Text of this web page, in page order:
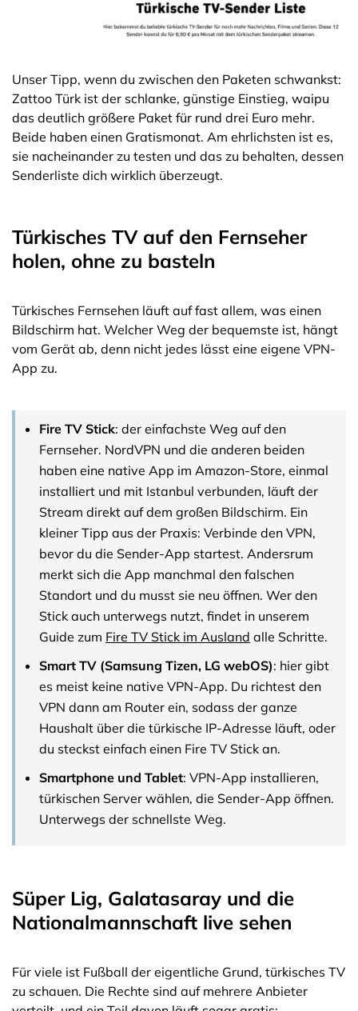
Unser Tipp, wenn du zwischen den Paketen schwankst:
Zattoo Türk ist der schlanke, günstige Einstieg, waipu
das deutlich größere Paket für rund drei Euro mehr.
Beide haben einen Gratismonat. Am ehrlichsten ist es,
sie nacheinander zu testen und das zu behalten, dessen
Senderliste dich wirklich überzeugt.
Türkisches TV auf den Fernseher
holen, ohne zu basteln
Türkisches Fernsehen läuft auf fast allem, was einen
Bildschirm hat. Welcher Weg der bequemste ist, hängt
vom Gerät ab, denn nicht jedes lässt eine eigene VPN-
App zu.
Fire TV Stick: der einfachste Weg auf den
Fernseher. NordVPN und die anderen beiden
haben eine native App im Amazon-Store, einmal
installiert und mit Istanbul verbunden, läuft der
Stream direkt auf dem großen Bildschirm. Ein
kleiner Tipp aus der Praxis: Verbinde den VPN,
bevor du die Sender-App startest. Andersrum
merkt sich die App manchmal den falschen
Standort und du musst sie neu öffnen. Wer den
Stick auch unterwegs nutzt, findet in unserem
Guide zum Fire TV Stick im Ausland alle Schritte.
Smart TV (Samsung Tizen, LG webOS): hier gibt
es meist keine native VPN-App. Du richtest den
VPN dann am Router ein, sodass der ganze
Haushalt über die türkische IP-Adresse läuft, oder
du steckst einfach einen Fire TV Stick an.
Smartphone und Tablet: VPN-App installieren,
türkischen Server wählen, die Sender-App öffnen.
Unterwegs der schnellste Weg.
Süper Lig, Galatasaray und die
Nationalmannschaft live sehen
Für viele ist Fußball der eigentliche Grund, türkisches TV
zu schauen. Die Rechte sind auf mehrere Anbieter